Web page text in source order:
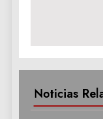
Noticias